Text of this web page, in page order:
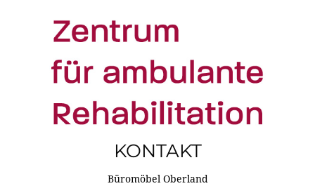
KONTAKT
Büromöbel Oberland